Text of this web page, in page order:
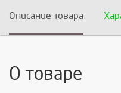
Описание товара
О товаре